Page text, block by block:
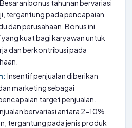
bonus tahunan bervariasi
tergantung pada pencapaian
dan perusahaan. Bonus ini
kuat bagi karyawan untuk
dan berkontribusi pada
Insentif penjualan diberikan
marketing sebagai
target penjualan.
bervariasi antara 2-10%
tergantung pada jenis produk